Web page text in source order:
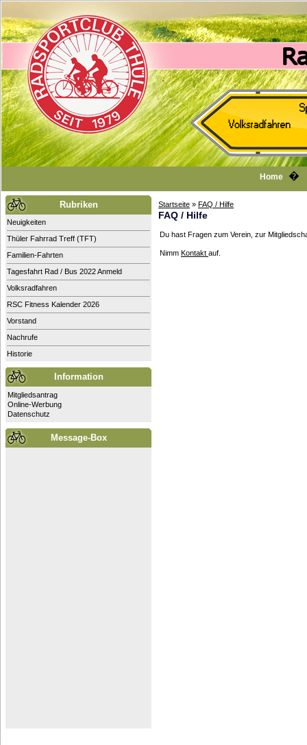
Home�
Rubriken
Neuigkeiten
Thüler Fahrrad Treff (TFT)
Familien-Fahrten
Tagesfahrt Rad / Bus 2022 Anmeld
Volksradfahren
RSC Fitness Kalender 2026
Vorstand
Nachrufe
Historie
Information
Mitgliedsantrag
Online-Werbung
Datenschutz
Message-Box
Startseite » FAQ / Hilfe
FAQ / Hilfe
Du hast Fragen zum Verein, zur
Nimm Kontakt auf.